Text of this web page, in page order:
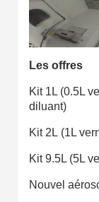
Les offres
Kit 1L (0.5L
diluant)
Kit 2L (1L
Kit 9.5L (5L
Nouvel